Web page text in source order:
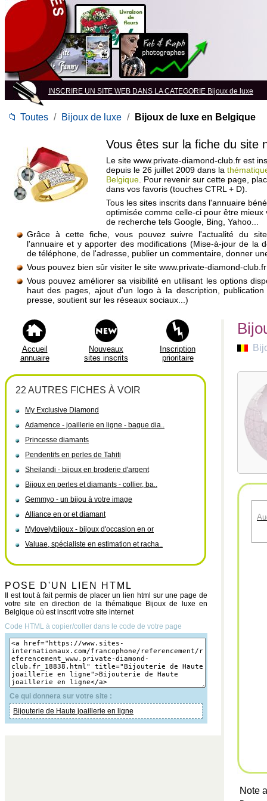
INSCRIRE UN SITE WEB DANS LA CATEGORIE Bijoux de luxe
📁 Toutes / Bijoux de luxe / Bijoux de luxe en Belgique
Vous êtes sur la fiche du site
Le site www.private-diamond-club.fr est
depuis le 26 juillet 2009 dans la
Belgique . Pour revenir sur cette page,
dans vos favoris (touches CTRL + D).
Tous les sites inscrits dans l'annuaire
optimisée comme celle-ci pour être mieux
de recherche tels Google, Bing, Yahoo...
Grâce à cette fiche, vous pouvez suivre l'actualité du
l'annuaire et y apporter des modifications (Mise-à-jour de la
de téléphone, de l'adresse, publier un commentaire, donner
Vous pouvez bien sûr visiter le site www.private-diamond-club.fr
Vous pouvez améliorer sa visibilité en utilisant les options
haut des pages, ajout d'un logo à la description,
presse, soutient sur les réseaux sociaux...)
Accueil
annuaire
Nouveaux
sites inscrits
Inscription
prioritaire
22 AUTRES FICHES À VOIR
My Exclusive Diamond
Adamence - joaillerie en ligne - bague dia..
Princesse diamants
Pendentifs en perles de Tahiti
Sheilandi - bijoux en broderie d'argent
Bijoux en perles et diamants - collier, ba..
Gemmyo - un bijou à votre image
Alliance en or et diamant
Mylovelybijoux - bijoux d'occasion en or
Valuae, spécialiste en estimation et racha..
POSE D'UN LIEN HTML
Il est tout à fait permis de placer un lien html sur une page de
votre site en direction de la thématique Bijoux de luxe en
Belgique où est inscrit votre site internet
Code HTML à copier/coller dans le code de votre page
Ce qui donnera sur votre site :
Bijouterie de Haute joaillerie en ligne
Note